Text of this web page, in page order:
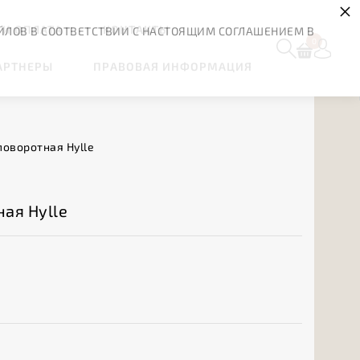
ОПЛАТА КОНТАКТЫ
ПРАВОВАЯ ИНФОРМАЦИЯ
Hylle
Hylle
В СООТВЕТСТВИИ С НАСТОЯЩИМ СОГЛАШЕНИЕМ В
×